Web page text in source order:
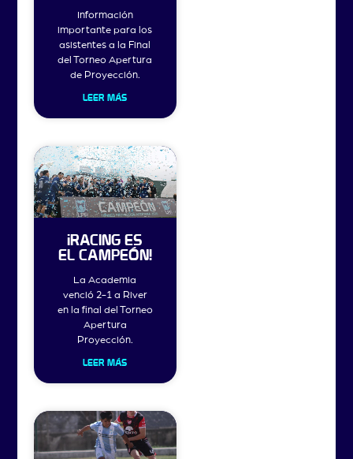
Información
importante para los
asistentes a la Final
del Torneo Apertura
de Proyección.
LEER MÁS
¡RACING ES
EL CAMPEÓN!
La Academia
venció 2-1 a River
en la final del Torneo
Apertura
Proyección.
LEER MÁS